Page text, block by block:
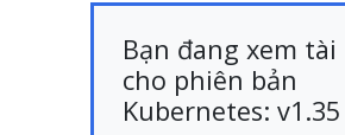
Bạn đang xem tài
cho phiên bản
Kubernetes: v1.35